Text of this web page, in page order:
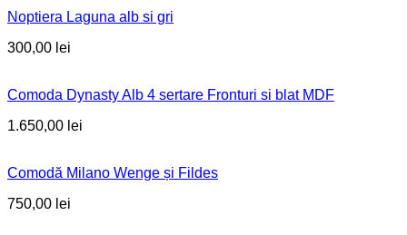
Noptiera Laguna alb si gri
300,00 lei
Comoda Dynasty Alb 4 sertare Fronturi si blat MDF
1.650,00 lei
Comodă Milano Wenge și Fildes
750,00 lei